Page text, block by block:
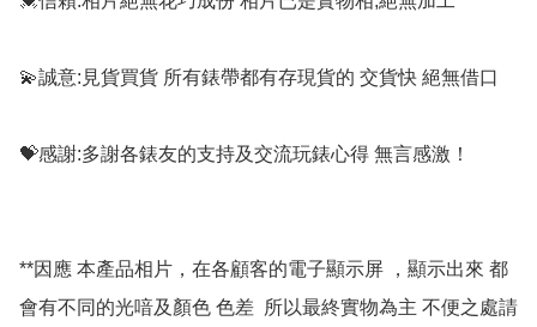
💫誠意:見貨買貨 所有錶帶都有存現貨的 交貨快 絕無借口
💝感謝:多謝各錶友的支持及交流玩錶心得 無言感激！
**因應 本產品相片，在各顧客的電子顯示屏 ，顯示出來 都
會有不同的光喑及顏色 色差  所以最終實物為主 不便之處請